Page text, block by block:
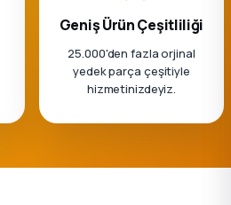
Geniş Ürün Çeşitliliği
25.000'den fazla orjinal
yedek parça çeşitiyle
hizmetinizdeyiz.